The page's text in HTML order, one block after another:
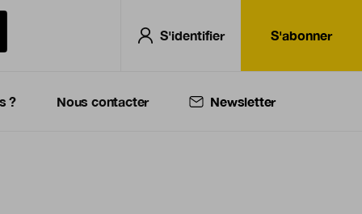
S'identifier S'abonner
? Nous contacter Newsletter